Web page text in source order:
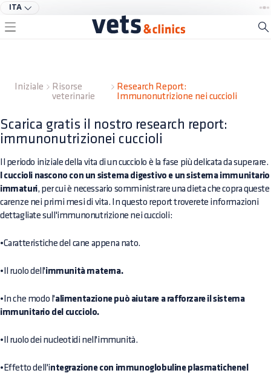
ITA
Iniziale
Risorse
veterinarie
Research Report:
Immunonutrizione nei cuccioli
Scarica gratis il nostro research report:
immunonutrizionei cuccioli
Il periodo iniziale della vita di un cucciolo è la fase più delicata da superare.
I cuccioli nascono con un sistema digestivo e un sistema immunitario
immaturi, per cui è necessario somministrare una dieta che copra queste
carenze nei primi mesi di vita. In questo report troverete informazioni
dettagliate sull'immunonutrizione nei cuccioli:
•Caratteristiche del cane appena nato.
• Il ruolo dell'immunità materna.
• In che modo l'alimentazione può aiutare a rafforzare il sistema
immunitario del cucciolo.
• Il ruolo dei nucleotidi nell'immunità.
• Effetto dell'integrazione con immunoglobuline plasmatichenel